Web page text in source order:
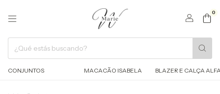
0
CONJUNTOS MACACÃO ISABELA BLAZER E CALÇA